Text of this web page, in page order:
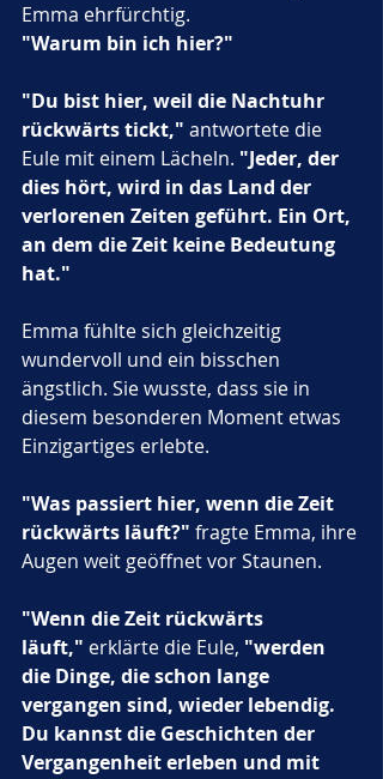
Emma ehrfürchtig.
"Warum bin ich hier?"
"Du bist hier, weil die Nachtuhr
rückwärts tickt," antwortete die
Eule mit einem Lächeln. "Jeder, der
dies hört, wird in das Land der
verlorenen Zeiten geführt. Ein Ort,
an dem die Zeit keine Bedeutung
hat."
Emma fühlte sich gleichzeitig
wundervoll und ein bisschen
ängstlich. Sie wusste, dass sie in
diesem besonderen Moment etwas
Einzigartiges erlebte.
"Was passiert hier, wenn die Zeit
rückwärts läuft?" fragte Emma, ihre
Augen weit geöffnet vor Staunen.
"Wenn die Zeit rückwärts
läuft," erklärte die Eule, "werden
die Dinge, die schon lange
vergangen sind, wieder lebendig.
Du kannst die Geschichten der
Vergangenheit erleben und mit